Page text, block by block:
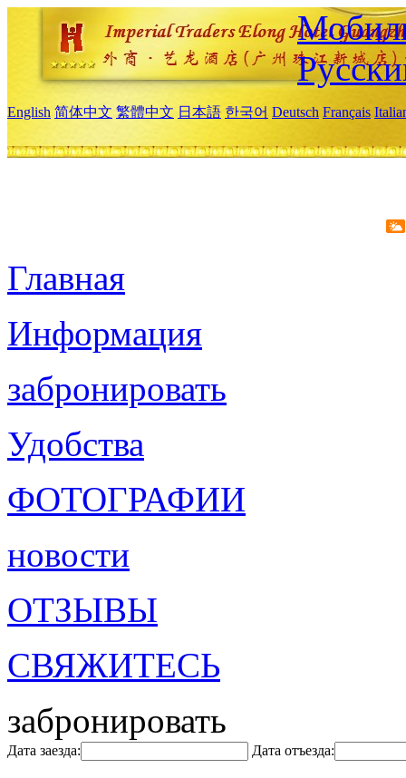
English 简体中文 繁體中文 日本語 한국어 Deutsch Français
Главная
Информация
забронировать
Удобства
ФОТОГРАФИИ
новости
ОТЗЫВЫ
СВЯЖИТЕСЬ
забронировать
Дата заезда: Дата отъезда: